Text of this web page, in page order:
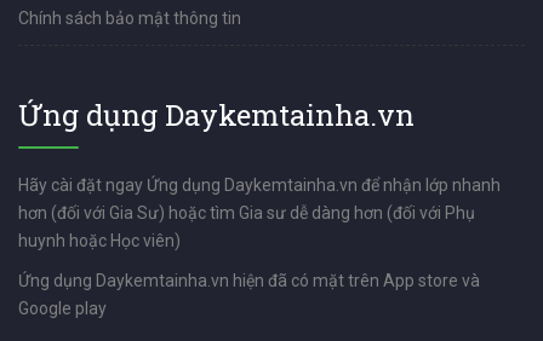
Chính sách bảo mật thông tin
Ứng dụng Daykemtainha.vn
Hãy cài đặt ngay Ứng dụng Daykemtainha.vn để nhận lớp nhanh
hơn (đối với Gia Sư) hoặc tìm Gia sư dễ dàng hơn (đối với Phụ
huynh hoặc Học viên)
Ứng dụng Daykemtainha.vn hiện đã có mặt trên App store và
Google play